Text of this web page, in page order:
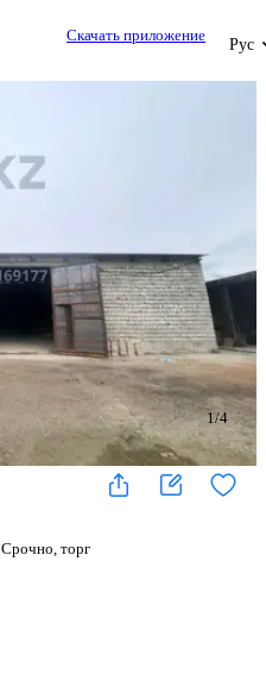
Скачать приложение
Рус
1/4
Срочно, торг